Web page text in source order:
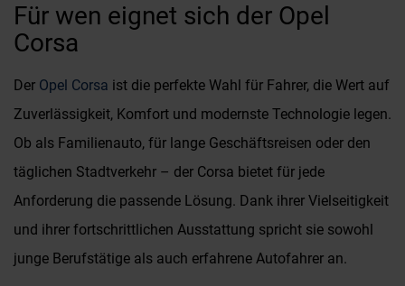
Für wen eignet sich der Opel
Corsa
Der Opel Corsa ist die perfekte Wahl für Fahrer, die Wert auf
Zuverlässigkeit, Komfort und modernste Technologie legen.
Ob als Familienauto, für lange Geschäftsreisen oder den
täglichen Stadtverkehr – der Corsa bietet für jede
Anforderung die passende Lösung. Dank ihrer Vielseitigkeit
und ihrer fortschrittlichen Ausstattung spricht sie sowohl
junge Berufstätige als auch erfahrene Autofahrer an.